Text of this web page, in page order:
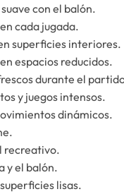
con el balón.
cada jugada.
superficies interiores.
espacios reducidos.
durante el
y juegos intensos.
dinámicos.
recreativo.
y el balón.
lisas.